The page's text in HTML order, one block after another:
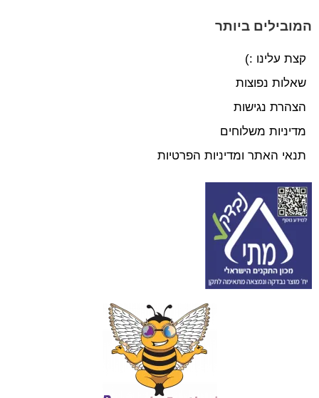
המובילים ביותר
קצת עלינו :)
שאלות נפוצות
הצהרת נגישות
מדיניות משלוחים
תנאי האתר ומדיניות הפרטיות